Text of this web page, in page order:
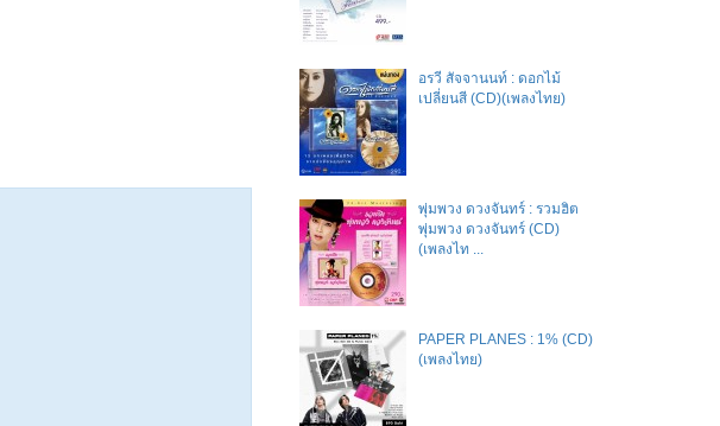
อรวี สัจจานนท์ : ดอกไม้
เปลี่ยนสี (CD)(เพลงไทย)
พุ่มพวง ดวงจันทร์ : รวมฮิต
พุ่มพวง ดวงจันทร์ (CD)
(เพลงไท ...
PAPER PLANES : 1% (CD)
(เพลงไทย)